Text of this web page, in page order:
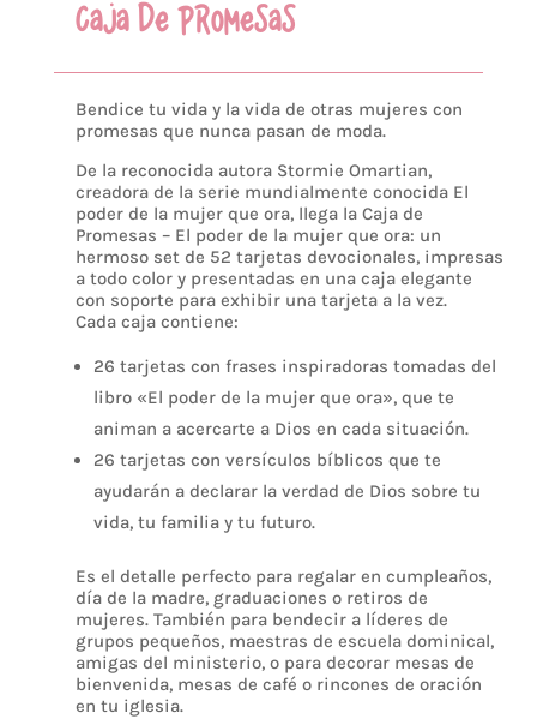
CAJA DE PROMESAS
Bendice tu vida y la vida de otras mujeres con
promesas que nunca pasan de moda.
De la reconocida autora Stormie Omartian,
creadora de la serie mundialmente conocida El
poder de la mujer que ora, llega la Caja de
Promesas – El poder de la mujer que ora: un
hermoso set de 52 tarjetas devocionales, impresas
a todo color y presentadas en una caja elegante
con soporte para exhibir una tarjeta a la vez.
Cada caja contiene:
26 tarjetas con frases inspiradoras tomadas del
libro «El poder de la mujer que ora», que te
animan a acercarte a Dios en cada situación.
⁠26 tarjetas con versículos bíblicos que te
ayudarán a declarar la verdad de Dios sobre tu
vida, tu familia y tu futuro.
Es el detalle perfecto para regalar en cumpleaños,
día de la madre, graduaciones o retiros de
mujeres. También para bendecir a líderes de
grupos pequeños, maestras de escuela dominical,
amigas del ministerio, o para decorar mesas de
bienvenida, mesas de café o rincones de oración
en tu iglesia.